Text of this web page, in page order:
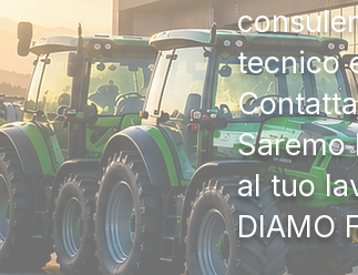
tecnico
Saremo
al tuo
DIAMO